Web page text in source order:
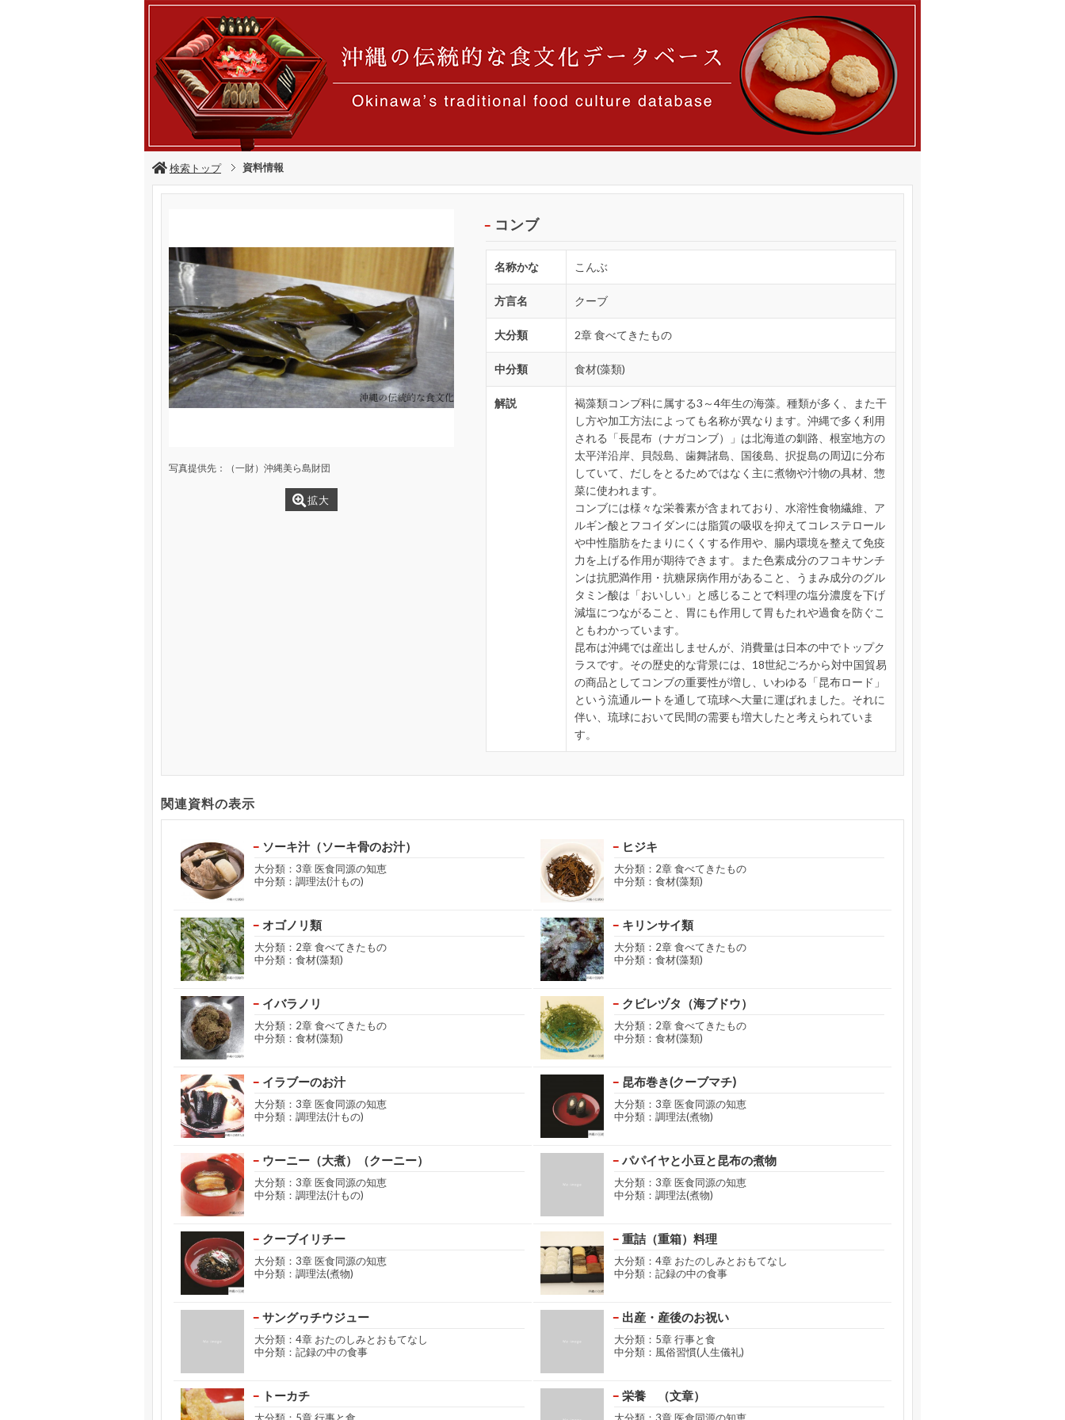
検索トップ 資料情報
写真提供先：（一財）沖縄美ら島財団
拡大
コンブ
名称かな こんぶ
方言名 クーブ
大分類 2章 食べてきたもの
中分類 食材(藻類)
解説
褐藻類コンブ科に属する3～4年生の海藻。種類が多く、また干
し方や加工方法によっても名称が異なります。沖縄で多く利用
される「長昆布（ナガコンブ）」は北海道の釧路、根室地方の
太平洋沿岸、貝殻島、歯舞諸島、国後島、択捉島の周辺に分布
していて、だしをとるためではなく主に煮物や汁物の具材、惣
菜に使われます。
コンブには様々な栄養素が含まれており、水溶性食物繊維、ア
ルギン酸とフコイダンには脂質の吸収を抑えてコレステロール
や中性脂肪をたまりにくくする作用や、腸内環境を整えて免疫
力を上げる作用が期待できます。また色素成分のフコキサンチ
ンは抗肥満作用・抗糖尿病作用があること、うまみ成分のグル
タミン酸は「おいしい」と感じることで料理の塩分濃度を下げ
減塩につながること、胃にも作用して胃もたれや過食を防ぐこ
ともわかっています。
昆布は沖縄では産出しませんが、消費量は日本の中でトップク
ラスです。その歴史的な背景には、18世紀ごろから対中国貿易
の商品としてコンブの重要性が増し、いわゆる「昆布ロード」
という流通ルートを通して琉球へ大量に運ばれました。それに
伴い、琉球において民間の需要も増大したと考えられていま
す。
関連資料の表示
ソーキ汁（ソーキ骨のお汁）
大分類：3章 医食同源の知恵
中分類：調理法(汁もの)
ヒジキ
大分類：2章 食べてきたもの
中分類：食材(藻類)
オゴノリ類
大分類：2章 食べてきたもの
中分類：食材(藻類)
キリンサイ類
大分類：2章 食べてきたもの
中分類：食材(藻類)
イバラノリ
大分類：2章 食べてきたもの
中分類：食材(藻類)
クビレヅタ（海ブドウ）
大分類：2章 食べてきたもの
中分類：食材(藻類)
イラブーのお汁
大分類：3章 医食同源の知恵
中分類：調理法(汁もの)
昆布巻き(クーブマチ)
大分類：3章 医食同源の知恵
中分類：調理法(煮物)
ウーニー（大煮）（クーニー）
大分類：3章 医食同源の知恵
中分類：調理法(汁もの)
パパイヤと小豆と昆布の煮物
大分類：3章 医食同源の知恵
中分類：調理法(煮物)
クーブイリチー
大分類：3章 医食同源の知恵
中分類：調理法(煮物)
重詰（重箱）料理
大分類：4章 おたのしみとおもてなし
中分類：記録の中の食事
サングヮチウジュー
大分類：4章 おたのしみとおもてなし
中分類：記録の中の食事
出産・産後のお祝い
大分類：5章 行事と食
中分類：風俗習慣(人生儀礼)
トーカチ
大分類：5章 行事と食
栄養 （文章）
大分類：3章 医食同源の知恵